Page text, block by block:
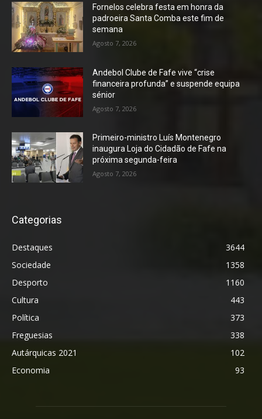
Fornelos celebra festa em honra da
padroeira Santa Comba este fim de
semana
Agosto 7, 2026
Andebol Clube de Fafe vive “crise
financeira profunda” e suspende equipa
sénior
Agosto 7, 2026
Primeiro-ministro Luís Montenegro
inaugura Loja do Cidadão de Fafe na
próxima segunda-feira
Agosto 7, 2026
Categorias
Destaques
3644
Sociedade
1358
Desporto
1160
Cultura
443
Política
373
Freguesias
338
Autárquicas 2021
102
Economia
93